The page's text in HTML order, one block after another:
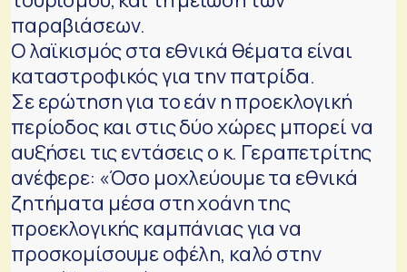
παραβιάσεων.
Ο λαϊκισμός στα εθνικά θέματα είναι
καταστροφικός για την πατρίδα.
Σε ερώτηση για το εάν η προεκλογική
περίοδος και στις δύο χώρες μπορεί να
αυξήσει τις εντάσεις ο κ. Γεραπετρίτης
ανέφερε: «Όσο μοχλεύουμε τα εθνικά
ζητήματα μέσα στη χοάνη της
προεκλογικής καμπάνιας για να
προσκομίσουμε οφέλη, καλό στην